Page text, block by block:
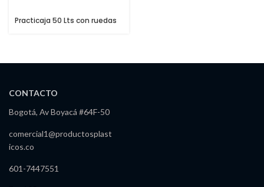
Practicaja 50 Lts con ruedas
CONTACTO
Bogotá, Av Boyacá #64F-50
comercial1@productosplast
icos.co
601-7447551